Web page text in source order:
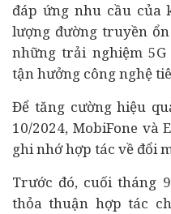
đáp ứng nhu cầu của
lượng đường truyền
những trải nghiệm
tận hưởng công nghệ
Để tăng cường hiệu
10/2024, MobiFone và
ghi nhớ hợp tác về đổi
Trước đó, cuối tháng
thỏa thuận hợp tác